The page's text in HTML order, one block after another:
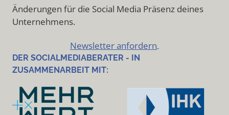
Änderungen für die Social Media Präsenz deines
Unternehmens.
Newsletter anfordern
DER SOCIALMEDIABERATER - IN
ZUSAMMENARBEIT MIT: